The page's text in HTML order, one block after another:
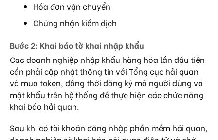
Hóa đơn vận chuyển
Chứng nhận kiểm dịch
Bước 2: Khai báo tờ khai nhập khẩu
Các doanh nghiệp nhập khẩu hàng hóa lần đầu tiên
cần phải cập nhật thông tin với Tổng cục hải quan
và mua token, đồng thời đăng ký mã người dùng và
mật khẩu trên hệ thống để thực hiện các chức năng
khai báo hải quan.
Sau khi có tài khoản đăng nhập phần mềm hải quan,